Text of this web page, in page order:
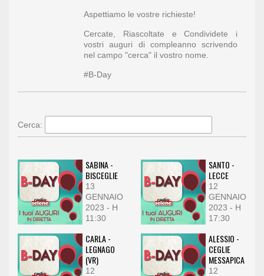
Aspettiamo le vostre richieste!
Cercate, Riascoltate e Condividete i
vostri auguri di compleanno scrivendo
nel campo "cerca" il vostro nome.
#B-Day
Cerca:
SABINA -
BISCEGLIE
13
GENNAIO
2023 - H
11:30
SANTO -
LECCE
12
GENNAIO
2023 - H
17:30
CARLA -
LEGNAGO
(VR)
12
ALESSIO -
CEGLIE
MESSAPICA
12